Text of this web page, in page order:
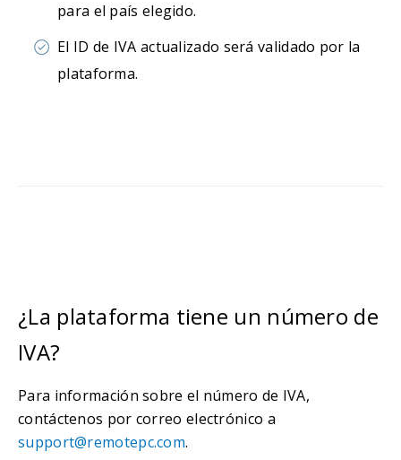
para el país elegido.
El ID de IVA actualizado será validado por la
plataforma.
¿La plataforma tiene un número de
IVA?
Para información sobre el número de IVA,
contáctenos por correo electrónico a
support@remotepc.com.